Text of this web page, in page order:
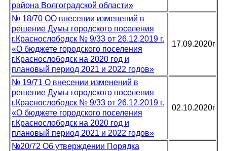
района Волгоградской области»
№ 18/70 ОО внесении изменений в
решение Думы городского поселения
г.Краснослободск № 9/33 от 26.12.2019 г.
«О бюджете городского поселения
г.Краснослободск на 2020 год и
плановый период 2021 и 2022 годов»
17.09.2020г
№ 19/71 О внесении изменений в
решение Думы городского поселения
г.Краснослободск № 9/33 от 26.12.2019 г.
«О бюджете городского поселения
г.Краснослободск на 2020 год и
плановый период 2021 и 2022 годов»
02.10.2020г
№20/72 Об утверждении Порядка